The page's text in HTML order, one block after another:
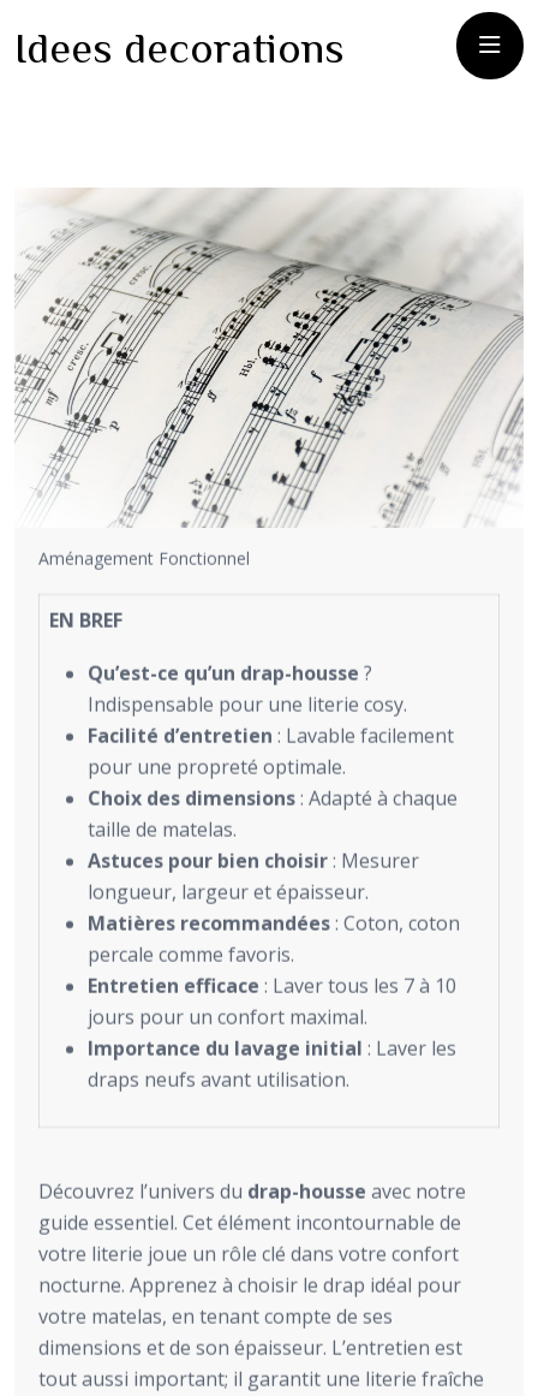
Idees decorations
Aménagement Fonctionnel
EN BREF
Qu’est-ce qu’un drap-housse ?
Indispensable pour une literie cosy.
Facilité d’entretien : Lavable facilement
pour une propreté optimale.
Choix des dimensions: Adapté à chaque
taille de matelas.
Astuces pour bien choisir: Mesurer
longueur, largeur et épaisseur.
Matières recommandées: Coton, coton
percale comme favoris.
Entretien efficace : Laver tous les 7 à 10
jours pour un confort maximal.
Importance du lavage initial : Laver les
draps neufs avant utilisation.
Découvrez l’univers du drap-housse avec notre
guide essentiel. Cet élément incontournable de
votre literie joue un rôle clé dans votre confort
nocturne. Apprenez à choisir le drap idéal pour
votre matelas, en tenant compte de ses
dimensions et de son épaisseur. L’entretien est
tout aussi important; il garantit une literie fraîche